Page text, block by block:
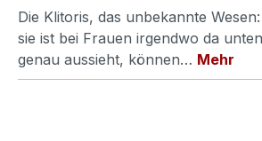
Die Klitoris, das unbekannte
sie ist bei Frauen irgendwo da
genau aussieht, können… Mehr